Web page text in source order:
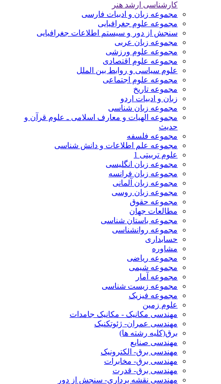
کارشناسی ارشد هنر
مجموعه زبان و ادبیات فارسی
مجموعه علوم جغرافیایی
سنجش از دور و سیستم اطلاعات جغرافیایی
مجموعه زبان عربی
مجموعه علوم ورزشی
مجموعه علوم اقتصادی
علوم سیاسی و روابط بین الملل
مجموعه علوم اجتماعی
مجموعه تاریخ
زبان و ادبیات اردو
مجموعه زبان شناسی
مجموعه الهیات و معارف اسلامی ـ علوم قرآن و
حدیث
مجموعه فلسفه
مجموعه علم اطلاعات و دانش شناسی
علوم تربیتی 1
مجموعه زبان انگلیسی
مجموعه زبان فرانسه
مجموعه زبان آلمانی
مجموعه زبان روسی
مجموعه حقوق
مطالعات جهان
مجموعه باستان شناسی
مجموعه روانشناسی
حسابداری
مشاوره
مجموعه ریاضی
مجموعه شیمی
مجموعه آمار
مجموعه زیست شناسی
مجموعه فیزیک
علوم زمین
مهندسی مکانیک - مکانیک جامدات
مهندسی عمران- ژئوتکنیک
برق(کلیه رشته ها)
مهندسی صنایع
مهندسی برق- الکترونیک
مهندسی برق- مخابرات
مهندسی برق- قدرت
مهندسی نقشه برداری- سنجش از دور